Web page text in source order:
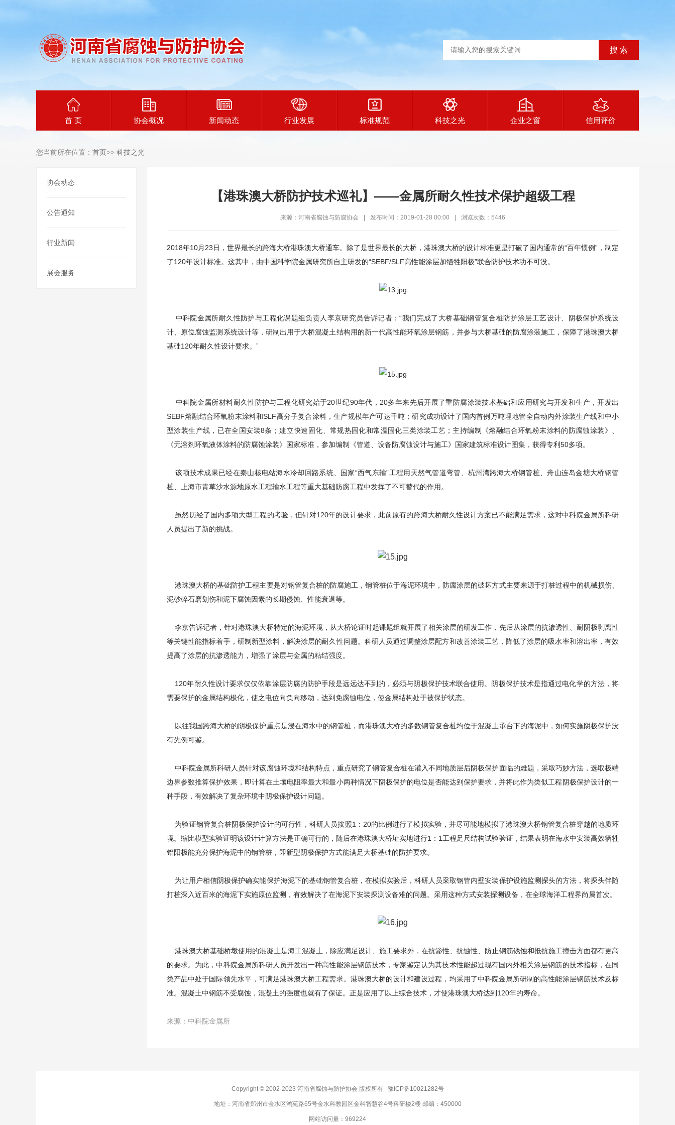
首 页 协会概况 新闻动态 行业发展 标准规范 科技之光 企业之窗 信用评价
您当前所在位置： 首页>> 科技之光
协会动态
公告通知
行业新闻
展会服务
【港珠澳大桥防护技术巡礼】——金属所耐久性技术保护超级工程
来源：河南省腐蚀与防腐协会 发布时间：2019-01-28 00:00 浏览次数：5446
2018年10月23日，世界最长的跨海大桥港珠澳大桥通车。除了是世界最长的大桥，港珠澳大桥的设计标准更是打破了国内通常的“百年惯例”，制定
了120年设计标准。这其中，由中国科学院金属研究所自主研发的“SEBF/SLF高性能涂层加牺牲阳极”联合防护技术功不可没。
中科院金属所耐久性防护与工程化课题组负责人李京研究员告诉记者：“我们完成了大桥基础钢管复合桩防护涂层工艺设计、阴极保护系统设
计、原位腐蚀监测系统设计等，研制出用于大桥混凝土结构用的新一代高性能环氧涂层钢筋，并参与大桥基础的防腐涂装施工，保障了港珠澳大桥
基础120年耐久性设计要求。”
中科院金属所材料耐久性防护与工程化研究始于20世纪90年代，20多年来先后开展了重防腐涂装技术基础和应用研究与开发和生产，开发出
SEBF熔融结合环氧粉末涂料和SLF高分子复合涂料，生产规模年产可达千吨；研究成功设计了国内首例万吨埋地管全自动内外涂装生产线和中小
型涂装生产线，已在全国安装8条；建立快速固化、常规热固化和常温固化三类涂装工艺；主持编制《熔融结合环氧粉末涂料的防腐蚀涂装》、
《无溶剂环氧液体涂料的防腐蚀涂装》国家标准，参加编制《管道、设备防腐蚀设计与施工》国家建筑标准设计图集，获得专利50多项。
该项技术成果已经在秦山核电站海水冷却回路系统、国家“西气东输”工程用天然气管道弯管、杭州湾跨海大桥钢管桩、舟山连岛金塘大桥钢管
桩、上海市青草沙水源地原水工程输水工程等重大基础防腐工程中发挥了不可替代的作用。
虽然历经了国内多项大型工程的考验，但针对120年的设计要求，此前原有的跨海大桥耐久性设计方案已不能满足需求，这对中科院金属所科研
人员提出了新的挑战。
港珠澳大桥的基础防护工程主要是对钢管复合桩的防腐施工，钢管桩位于海泥环境中，防腐涂层的破坏方式主要来源于打桩过程中的机械损伤、
泥砂碎石磨划伤和泥下腐蚀因素的长期侵蚀、性能衰退等。
李京告诉记者，针对港珠澳大桥特定的海泥环境，从大桥论证时起课题组就开展了相关涂层的研发工作，先后从涂层的抗渗透性、耐阴极剥离性
等关键性能指标着手，研制新型涂料，解决涂层的耐久性问题。科研人员通过调整涂层配方和改善涂装工艺，降低了涂层的吸水率和溶出率，有效
提高了涂层的抗渗透能力，增强了涂层与金属的粘结强度。
120年耐久性设计要求仅仅依靠涂层防腐的防护手段是远远达不到的，必须与阴极保护技术联合使用。阴极保护技术是指通过电化学的方法，将
需要保护的金属结构极化，使之电位向负向移动，达到免腐蚀电位，使金属结构处于被保护状态。
以往我国跨海大桥的阴极保护重点是浸在海水中的钢管桩，而港珠澳大桥的多数钢管复合桩均位于混凝土承台下的海泥中，如何实施阴极保护没
有先例可鉴。
中科院金属所科研人员针对该腐蚀环境和结构特点，重点研究了钢管复合桩在灌入不同地质层后阴极保护面临的难题，采取巧妙方法，选取极端
边界参数推算保护效果，即计算在土壤电阻率最大和最小两种情况下阴极保护的电位是否能达到保护要求，并将此作为类似工程阴极保护设计的一
种手段，有效解决了复杂环境中阴极保护设计问题。
为验证钢管复合桩阴极保护设计的可行性，科研人员按照1：20的比例进行了模拟实验，并尽可能地模拟了港珠澳大桥钢管复合桩穿越的地质环
境。缩比模型实验证明该设计计算方法是正确可行的，随后在港珠澳大桥址实地进行1：1工程足尺结构试验验证，结果表明在海水中安装高效牺牲
铝阳极能充分保护海泥中的钢管桩，即新型阴极保护方式能满足大桥基础的防护要求。
为让用户相信阴极保护确实能保护海泥下的基础钢管复合桩，在模拟实验后，科研人员采取钢管内壁安装保护设施监测探头的方法，将探头伴随
打桩深入近百米的海泥下实施原位监测，有效解决了在海泥下安装探测设备难的问题。采用这种方式安装探测设备，在全球海洋工程界尚属首次。
港珠澳大桥基础桥墩使用的混凝土是海工混凝土，除应满足设计、施工要求外，在抗渗性、抗蚀性、防止钢筋锈蚀和抵抗施工撞击方面都有更高
的要求。为此，中科院金属所科研人员开发出一种高性能涂层钢筋技术，专家鉴定认为其技术性能超过现有国内外相关涂层钢筋的技术指标，在同
类产品中处于国际领先水平，可满足港珠澳大桥工程需求。港珠澳大桥的设计和建设过程，均采用了中科院金属所研制的高性能涂层钢筋技术及标
准。混凝土中钢筋不受腐蚀，混凝土的强度也就有了保证。正是应用了以上综合技术，才使港珠澳大桥达到120年的寿命。
来源：中科院金属所
Copyright © 2002-2023 河南省腐蚀与防护协会 版权所有 豫ICP备10021282号
地址：河南省郑州市金水区鸿苑路65号金水科教园区金科智慧谷4号科研楼2楼 邮编：450000
网站访问量： 969224